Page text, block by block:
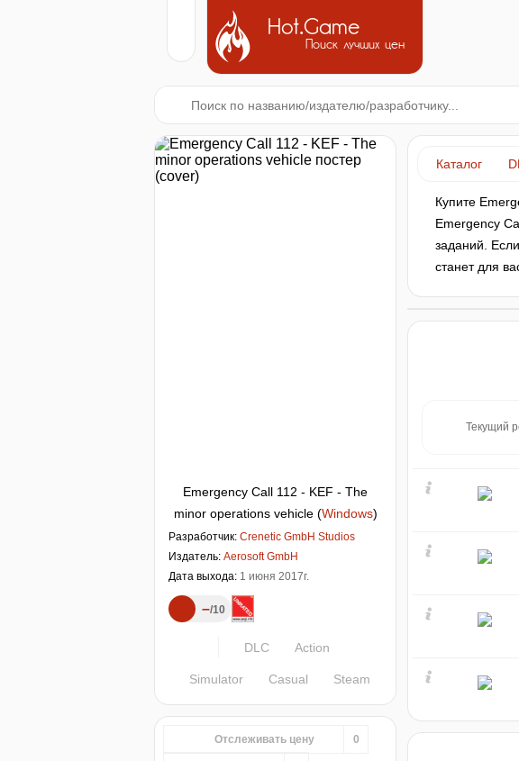
Hot.Game
Поиск лучших цен
Emergency Call 112 - KEF - The
minor operations vehicle (Windows)
Разработчик: Crenetic GmbH Studios
Издатель: Aerosoft GmbH
Дата выхода: 1 июня 2017г.
– 10
DLC Action
Simulator Casual Steam
Отслеживать цену 0
Каталог
Купите
Emergency
заданий.
станет для
Текущий